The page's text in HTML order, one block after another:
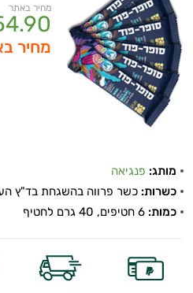
איכות
עיכול
ופציעות
מחיר באתר
מחיר
מותג: פנגיאה
כשרות: כשר פרווה בהשגחת בד"ץ
כמות: